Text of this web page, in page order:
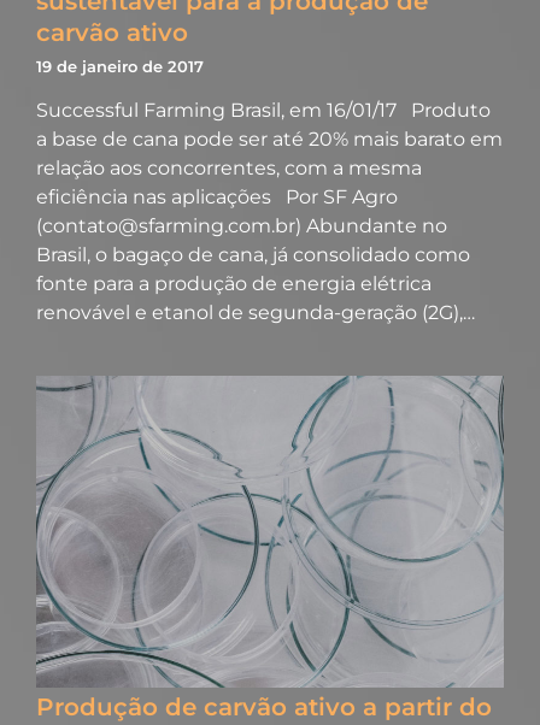
carvão ativo
19 de janeiro de 2017
Successful Farming Brasil, em 16/01/17 Produto
a base de cana pode ser até 20% mais barato em
relação aos concorrentes, com a mesma
eficiência nas aplicações Por SF Agro
(contato@sfarming.com.br) Abundante no
Brasil, o bagaço de cana, já consolidado como
fonte para a produção de energia elétrica
renovável e etanol de segunda-geração (2G),…
Produção de carvão ativo a partir do